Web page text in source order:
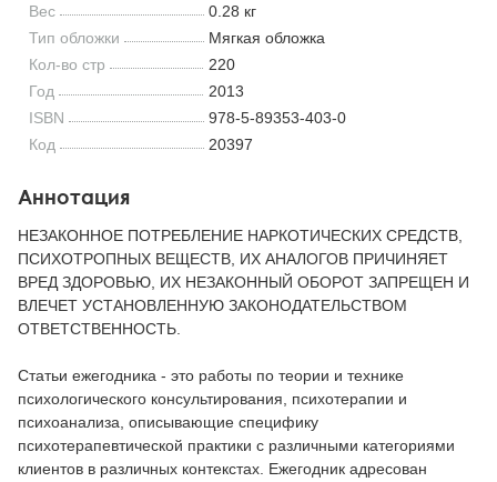
Вес
0.28 кг
Тип обложки
Мягкая обложка
Кол-во стр
220
Год
2013
ISBN
978-5-89353-403-0
Код
20397
Аннотация
НЕЗАКОННОЕ ПОТРЕБЛЕНИЕ НАРКОТИЧЕСКИХ СРЕДСТВ,
ПСИХОТРОПНЫХ ВЕЩЕСТВ, ИХ АНАЛОГОВ ПРИЧИНЯЕТ
ВРЕД ЗДОРОВЬЮ, ИХ НЕЗАКОННЫЙ ОБОРОТ ЗАПРЕЩЕН И
ВЛЕЧЕТ УСТАНОВЛЕННУЮ ЗАКОНОДАТЕЛЬСТВОМ
ОТВЕТСТВЕННОСТЬ.
Статьи ежегодника - это работы по теории и технике
психологического консультирования, психотерапии и
психоанализа, описывающие специфику
психотерапевтической практики с различными категориями
клиентов в различных контекстах. Ежегодник адресован